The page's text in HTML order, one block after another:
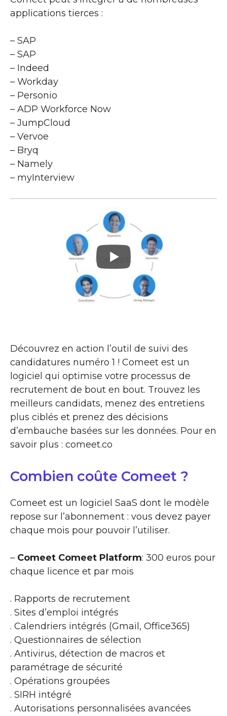
applications tierces :
– SAP
– SAP
– Indeed
– Workday
– Personio
– ADP Workforce Now
– JumpCloud
– Vervoe
– Bryq
– Namely
– myInterview
Découvrez en action l’outil de suivi des
candidatures numéro 1 ! Comeet est un
logiciel qui optimise votre processus de
recrutement de bout en bout. Trouvez les
meilleurs candidats, menez des entretiens
plus ciblés et prenez des décisions
d’embauche basées sur les données. Pour en
savoir plus : comeet.co
Combien coûte Comeet ?
Comeet est un logiciel SaaS dont le modèle
repose sur l’abonnement : vous devez payer
chaque mois pour pouvoir l’utiliser.
– Comeet Comeet Platform: 300 euros pour
chaque licence et par mois
. Rapports de recrutement
. Sites d’emploi intégrés
. Calendriers intégrés (Gmail, Office365)
. Questionnaires de sélection
. Antivirus, détection de macros et
paramétrage de sécurité
. Opérations groupées
. SIRH intégré
. Autorisations personnalisées avancées